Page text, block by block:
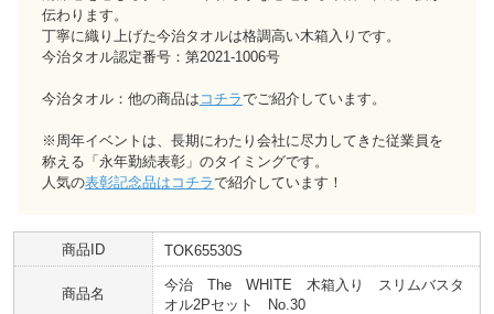
伝わります。
丁寧に織り上げた今治タオルは格調高い木箱入りです。
今治タオル認定番号：第2021-1006号
今治タオル：他の商品は コチラでご紹介しています。
※周年イベントは、長期にわたり会社に尽力してきた従業員を
称える「永年勤続表彰」のタイミングです。
人気の表彰記念品はコチラで紹介しています！
商品ID TOK65530S
商品名
今治 The WHITE 木箱入り スリムバスタ
オル2Pセット No.30